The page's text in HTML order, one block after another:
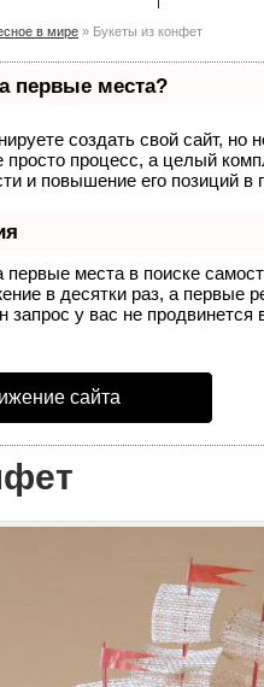
в мире » Букеты из конфет
первые места?
создать свой сайт, но
просто процесс, а целый
и повышение его позиций в
места в поиске
в десятки раз, а первые
запрос у вас не продвинется
сайта